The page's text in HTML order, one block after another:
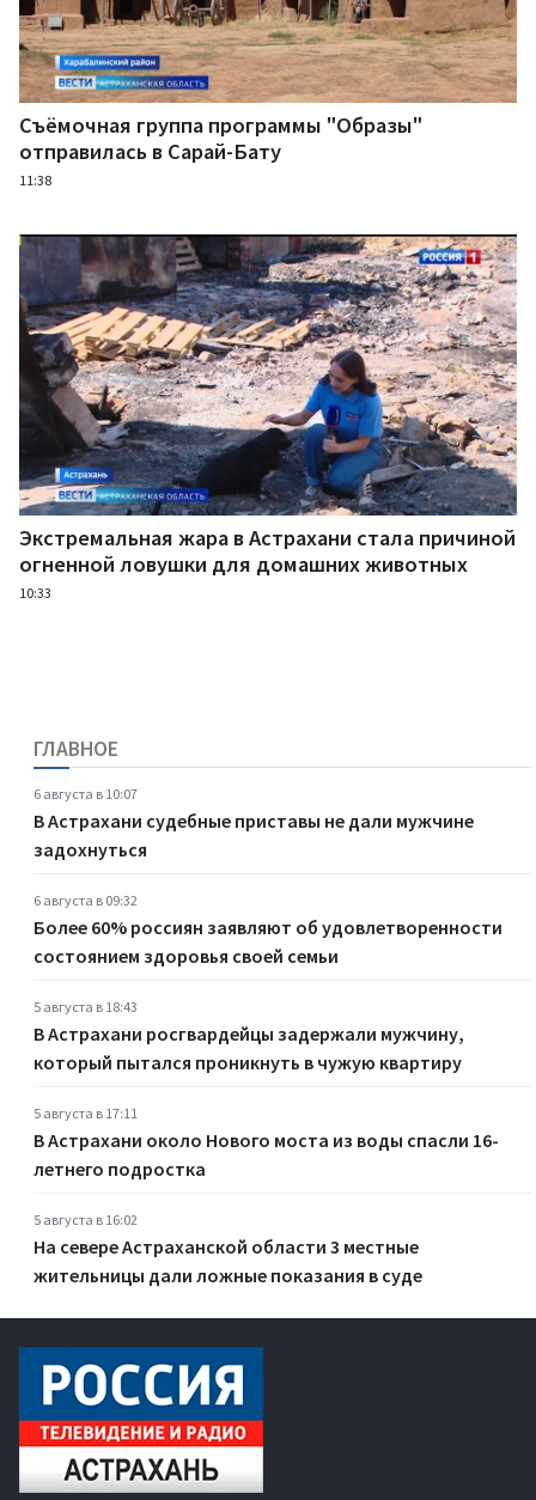
Съёмочная группа программы "Образы"
отправилась в Сарай-Бату
11:38
Экстремальная жара в Астрахани стала причиной
огненной ловушки для домашних животных
10:33
ГЛАВНОЕ
6 августа в 10:07
В Астрахани судебные приставы не дали мужчине
задохнуться
6 августа в 09:32
Более 60% россиян заявляют об удовлетворенности
состоянием здоровья своей семьи
5 августа в 18:43
В Астрахани росгвардейцы задержали мужчину,
который пытался проникнуть в чужую квартиру
5 августа в 17:11
В Астрахани около Нового моста из воды спасли 16-
летнего подростка
5 августа в 16:02
На севере Астраханской области 3 местные
жительницы дали ложные показания в суде